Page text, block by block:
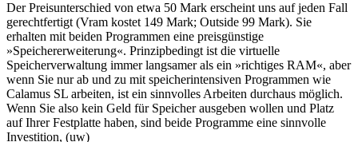
Der Preisunterschied von etwa 50 Mark erscheint uns auf jeden Fall
gerechtfertigt (Vram kostet 149 Mark; Outside 99 Mark). Sie
erhalten mit beiden Programmen eine preisgünstige
»Speichererweiterung«. Prinzipbedingt ist die virtuelle
Speicherverwaltung immer langsamer als ein »richtiges RAM«, aber
wenn Sie nur ab und zu mit speicherintensiven Programmen wie
Calamus SL arbeiten, ist ein sinnvolles Arbeiten durchaus möglich.
Wenn Sie also kein Geld für Speicher ausgeben wollen und Platz
auf Ihrer Festplatte haben, sind beide Programme eine sinnvolle
Investition, (uw)